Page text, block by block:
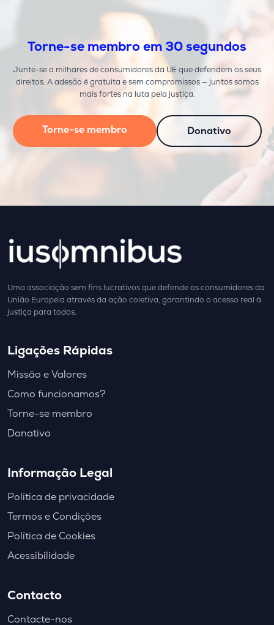
Torne-se membro em 30 segundos
Junte-se a milhares de consumidores da UE que defendem os seus
direitos. A adesão é gratuita e sem compromissos — juntos somos
mais fortes na luta pela justiça.
Torne-se membro Donativo
Uma associação sem fins lucrativos que defende os consumidores da
União Europeia através da ação coletiva, garantindo o acesso real à
justiça para todos.
Ligações Rápidas
Missão e Valores
Como funcionamos?
Torne-se membro
Donativo
Informação Legal
Política de privacidade
Termos e Condições
Política de Cookies
Acessibilidade
Contacto
Contacte-nos